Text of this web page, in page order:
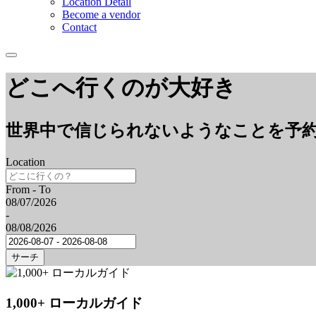
Become a vendor
Contact
どこへ行くのが大好き
世界中で信じられないようなことを予
Location
From - To
08/07/2026
-
08/08/2026
サーチ
1,000+ ローカルガイド